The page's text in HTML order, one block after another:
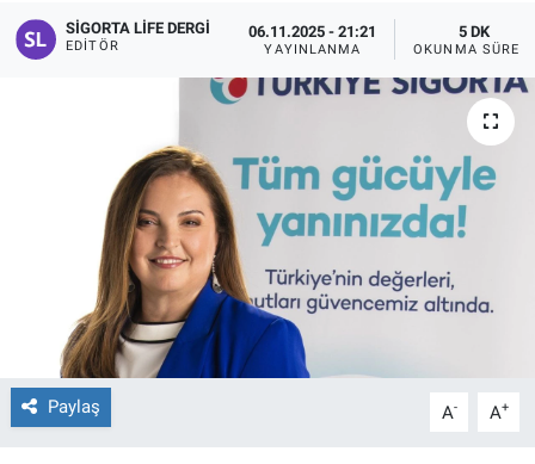
SIGORTA LIFE DERGI
EDITÖR
06.11.2025 - 21:21
YAYINLANMA
5 DK
OKUNMA SÜRESI
Paylaş A- A+